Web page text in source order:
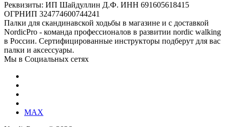
Реквизиты: ИП Шайдуллин Д.Ф. ИНН 691605618415
ОГРНИП 324774600744241
Палки для скандинавской ходьбы в магазине и с доставкой
NordicPro - команда профессионалов в развитии nordic walking
в России. Сертифицированные инструкторы подберут для вас
палки и аксессуары.
Мы в Социальных сетях
MAX